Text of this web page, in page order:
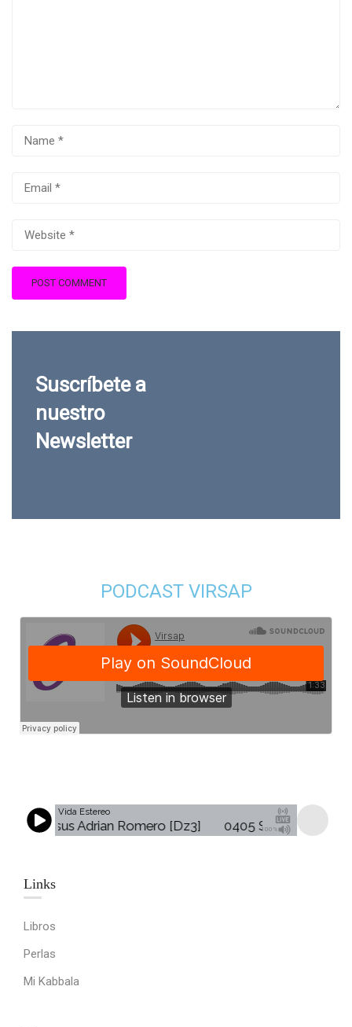
Suscríbete a
nuestro
Newsletter
PODCAST VIRSAP
100%
Vida Estereo
- Jesus Adrian Romero [Dz3] 0405 Sumergeme -
Links​
Libros
Perlas
Mi Kabbala